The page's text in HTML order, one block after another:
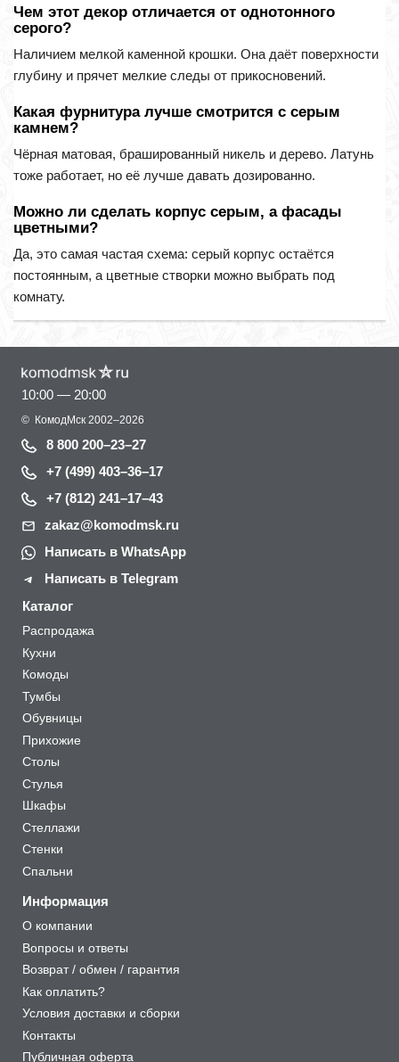
Чем этот декор отличается от однотонного
серого?
Наличием мелкой каменной крошки. Она даёт поверхности
глубину и прячет мелкие следы от прикосновений.
Какая фурнитура лучше смотрится с серым
камнем?
Чёрная матовая, брашированный никель и дерево. Латунь
тоже работает, но её лучше давать дозированно.
Можно ли сделать корпус серым, а фасады
цветными?
Да, это самая частая схема: серый корпус остаётся
постоянным, а цветные створки можно выбрать под
комнату.
10:00 — 20:00
© КомодМск 2002–2026
8 800 200–23–27
+7 (499) 403–36–17
+7 (812) 241–17–43
zakaz@komodmsk.ru
Написать в WhatsApp
Написать в Telegram
Каталог
Распродажа
Кухни
Комоды
Тумбы
Обувницы
Прихожие
Столы
Стулья
Шкафы
Стеллажи
Стенки
Спальни
Информация
О компании
Вопросы и ответы
Возврат / обмен / гарантия
Как оплатить?
Условия доставки и сборки
Контакты
Публичная оферта